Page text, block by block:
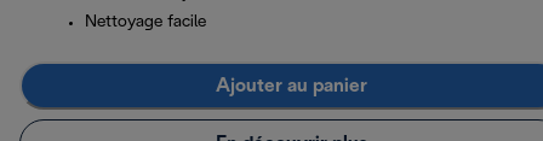
Nettoyage facile
Ajouter au panier